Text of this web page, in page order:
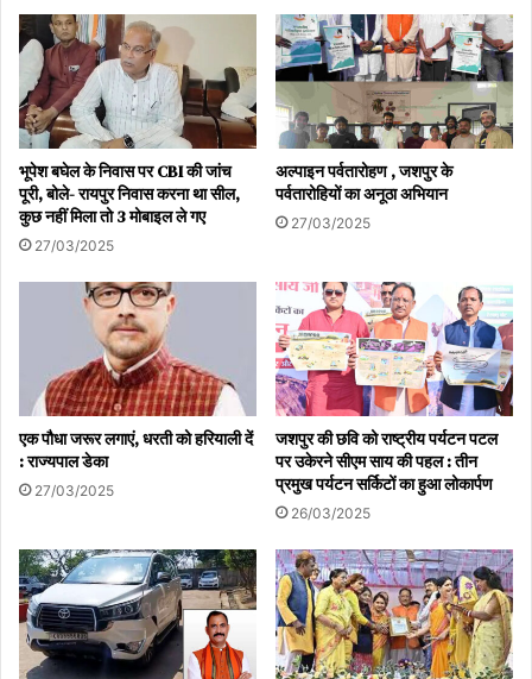
भूपेश बघेल के निवास पर CBI की जांच
पूरी, बोले- रायपुर निवास करना था सील,
कुछ नहीं मिला तो 3 मोबाइल ले गए
27/03/2025
अल्पाइन पर्वतारोहण , जशपुर के
पर्वतारोहियों का अनूठा अभियान
27/03/2025
एक पौधा जरूर लगाएं, धरती को हरियाली दें
: राज्यपाल डेका
27/03/2025
जशपुर की छवि को राष्ट्रीय पर्यटन पटल
पर उकेरने सीएम साय की पहल : तीन
प्रमुख पर्यटन सर्किटों का हुआ लोकार्पण
26/03/2025